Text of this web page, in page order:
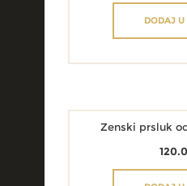
DODAJ U
Zenski prsluk